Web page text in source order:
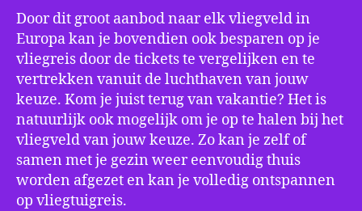
Door dit groot aanbod naar elk vliegveld in
Europa kan je bovendien ook besparen op je
vliegreis door de tickets te vergelijken en te
vertrekken vanuit de luchthaven van jouw
keuze. Kom je juist terug van vakantie? Het is
natuurlijk ook mogelijk om je op te halen bij het
vliegveld van jouw keuze. Zo kan je zelf of
samen met je gezin weer eenvoudig thuis
worden afgezet en kan je volledig ontspannen
op vliegtuigreis.